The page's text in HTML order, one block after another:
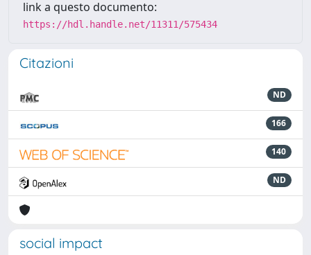
link a questo documento:
https://hdl.handle.net/11311/575434
Citazioni
ND
166
140
ND
social impact